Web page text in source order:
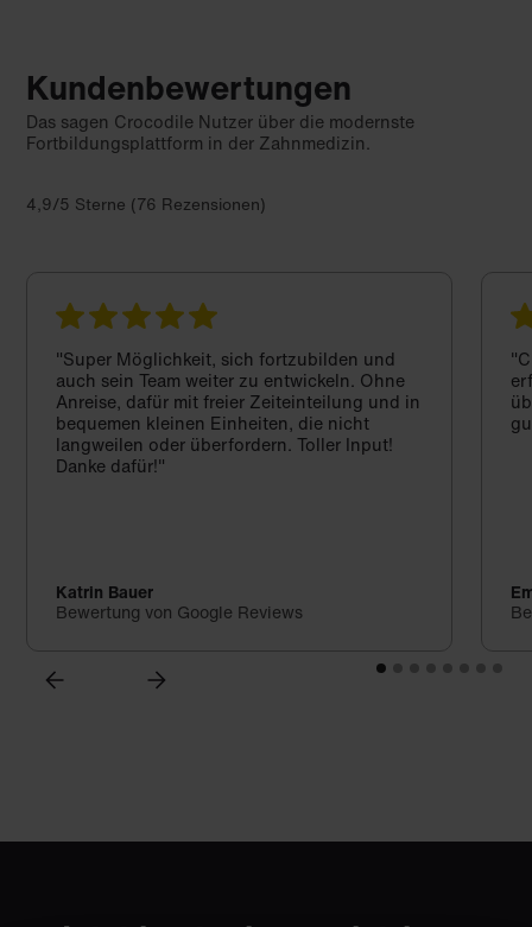
Kundenbewertungen
Das sagen Crocodile Nutzer über die modernste
Fortbildungsplattform in der Zahnmedizin.
4,9/5 Sterne (76 Rezensionen)
"Super Möglichkeit, sich fortzubilden und
auch sein Team weiter zu entwickeln. Ohne
Anreise, dafür mit freier Zeiteinteilung und in
bequemen kleinen Einheiten, die nicht
langweilen oder überfordern. Toller Input!
Danke dafür!"
Katrin Bauer
Bewertung von Google Reviews